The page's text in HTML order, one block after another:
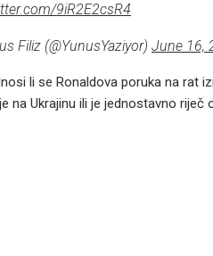
9iR2E2csR4
Filiz (@YunusYaziyor) June 16,
li se Ronaldova poruka na rat
na Ukrajinu ili je jednostavno riječ